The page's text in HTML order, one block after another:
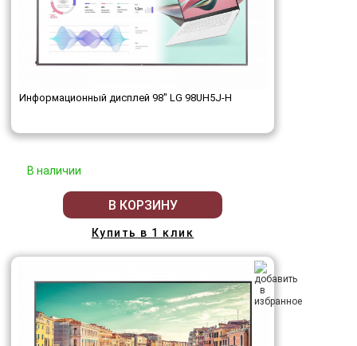
Информационный дисплей 98" LG 98UH5J-H
В наличии
В КОРЗИНУ
Купить в 1 клик